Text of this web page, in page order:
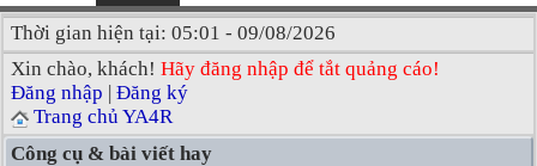
Thời gian hiện tại: 05:01 - 09/08/2026
Xin chào, khách! Hãy đăng nhập để tắt quảng cáo!
Đăng nhập | Đăng ký
Trang chủ YA4R
Công cụ & bài viết hay